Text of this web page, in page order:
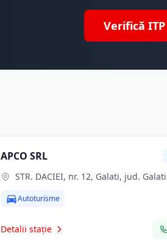
Verifică ITP
APCO SRL
STR. DACIEI, nr. 12, Galati, jud. Galati
Autoturisme
Detalii stație